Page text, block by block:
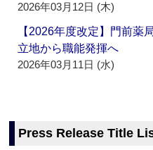
2026年03月12日 (木)
【2026年度改定】門前薬
立地から職能発揮へ
2026年03月11日 (水)
Press Release Title